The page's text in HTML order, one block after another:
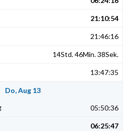
21:10:54
21:46:16
14Std. 46Min. 38Sek.
13:47:35
Do, Aug 13
05:50:36
06:25:47